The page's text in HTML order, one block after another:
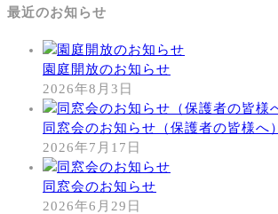
最近のお知らせ
園庭開放のお知らせ
2026年8月3日
同窓会のお知らせ（保護者の皆様へ）
2026年7月17日
同窓会のお知らせ
2026年6月29日